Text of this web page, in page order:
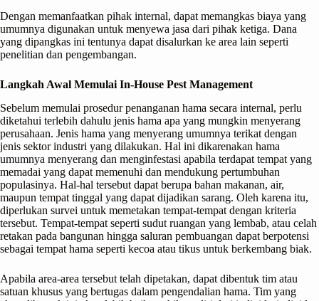
Dengan memanfaatkan pihak internal, dapat memangkas biaya yang
umumnya digunakan untuk menyewa jasa dari pihak ketiga. Dana
yang dipangkas ini tentunya dapat disalurkan ke area lain seperti
penelitian dan pengembangan.
Langkah Awal Memulai In-House Pest Management
Sebelum memulai prosedur penanganan hama secara internal, perlu
diketahui terlebih dahulu jenis hama apa yang mungkin menyerang
perusahaan. Jenis hama yang menyerang umumnya terikat dengan
jenis sektor industri yang dilakukan. Hal ini dikarenakan hama
umumnya menyerang dan menginfestasi apabila terdapat tempat yang
memadai yang dapat memenuhi dan mendukung pertumbuhan
populasinya. Hal-hal tersebut dapat berupa bahan makanan, air,
maupun tempat tinggal yang dapat dijadikan sarang. Oleh karena itu,
diperlukan survei untuk memetakan tempat-tempat dengan kriteria
tersebut. Tempat-tempat seperti sudut ruangan yang lembab, atau celah
retakan pada bangunan hingga saluran pembuangan dapat berpotensi
sebagai tempat hama seperti kecoa atau tikus untuk berkembang biak.
Apabila area-area tersebut telah dipetakan, dapat dibentuk tim atau
satuan khusus yang bertugas dalam pengendalian hama. Tim yang